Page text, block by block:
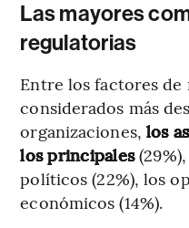
Las mayores
regulatorias
Entre los factores de
considerados más
organizaciones, los
los principales
políticos (22%), los
económicos (14%).